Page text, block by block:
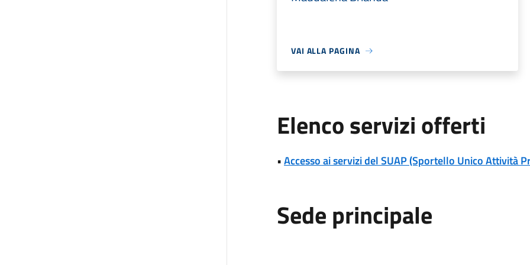
VAI ALLA PAGINA
Elenco servizi offerti
•Accesso ai servizi del SUAP (Sportello Unico Attività
Sede principale